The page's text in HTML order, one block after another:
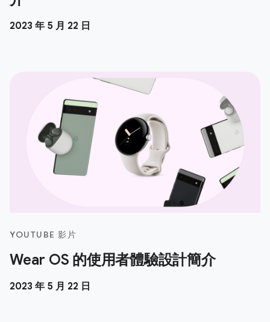
2023 年 5 月 22 日
YOUTUBE 影片
Wear OS 的使用者體驗設計簡介
2023 年 5 月 22 日